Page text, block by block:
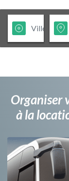
Organiser
à la